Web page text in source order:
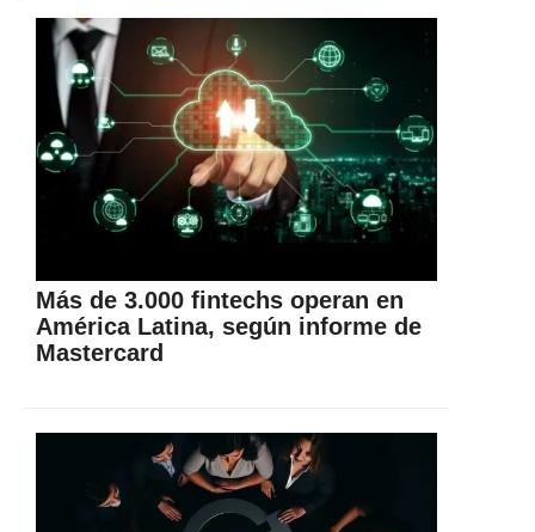
Más de 3.000 fintechs operan en
América Latina, según informe de
Mastercard